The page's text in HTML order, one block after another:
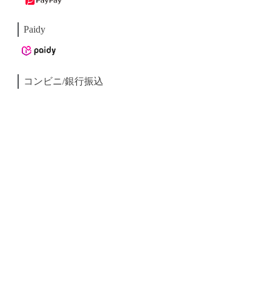
Paidy
コンビニ/銀行振込